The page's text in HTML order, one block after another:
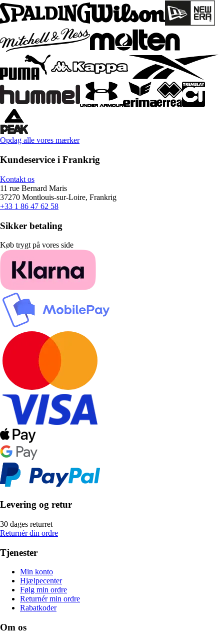
Opdag alle vores mærker
Kundeservice i Frankrig
Kontakt os
11 rue Bernard Maris
37270 Montlouis-sur-Loire, Frankrig
+33 1 86 47 62 58
Sikker betaling
Køb trygt på vores side
Levering og retur
30 dages returret
Returnér din ordre
Tjenester
Min konto
Hjælpecenter
Følg min ordre
Returnér min ordre
Rabatkoder
Om os